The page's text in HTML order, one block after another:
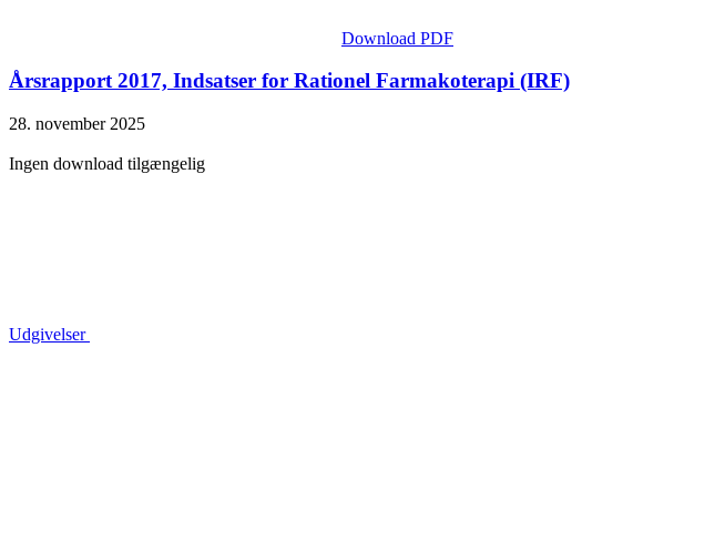
Download PDF
Årsrapport 2017, Indsatser for Rationel Farmakoterapi (IRF)
28. november 2025
Ingen download tilgængelig
Udgivelser